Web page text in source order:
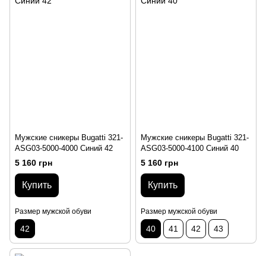
Мужские сникеры Bugatti 321-
ASG03-5000-4000 Синий 42
5 160 грн
Купить
Размер мужской обуви
42
Мужские сникеры Bugatti 321-
ASG03-5000-4100 Синий 40
5 160 грн
Купить
Размер мужской обуви
40 41 42 43